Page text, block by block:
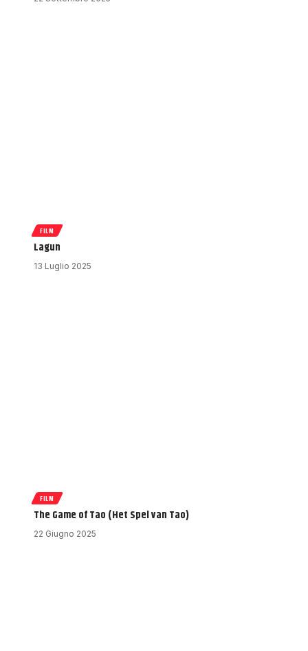
FILM
Lagun
13 Luglio 2025
FILM
The Game of Tao (Het Spel van Tao)
22 Giugno 2025